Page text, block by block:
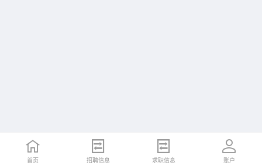
首页 招聘信息 求职信息 账户